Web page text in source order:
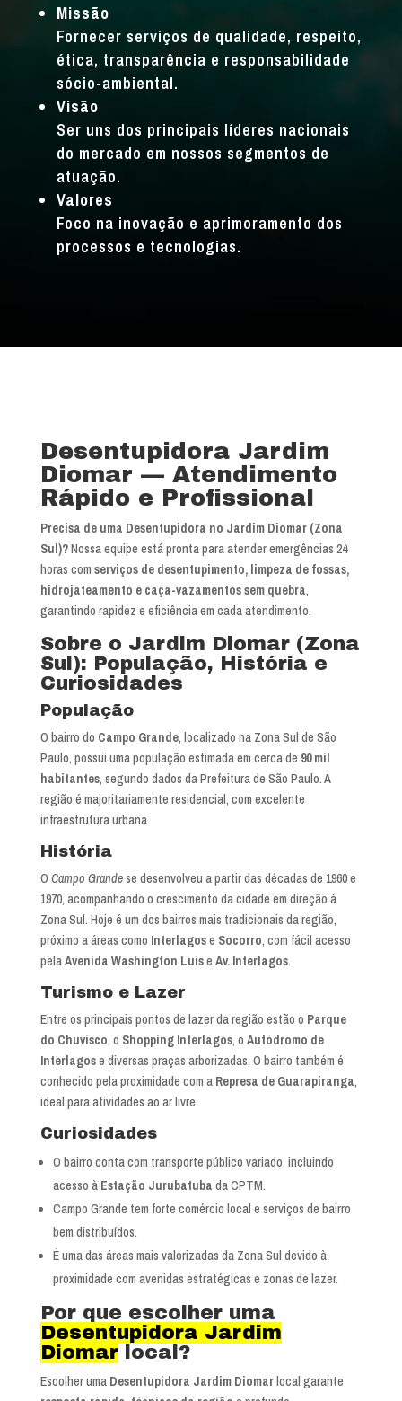
Missão
Fornecer serviços de qualidade, respeito,
ética, transparência e responsabilidade
sócio-ambiental.
Visão
Ser uns dos principais líderes nacionais
do mercado em nossos segmentos de
atuação.
Valores
Foco na inovação e aprimoramento dos
processos e tecnologias.
Desentupidora Jardim
Diomar — Atendimento
Rápido e Profissional
Precisa de uma Desentupidora no Jardim Diomar (Zona
Sul)?Nossa equipe está pronta para atender emergências 24
horas com serviços de desentupimento, limpeza de fossas,
hidrojateamento e caça-vazamentos sem quebra,
garantindo rapidez e eficiência em cada atendimento.
Sobre o Jardim Diomar (Zona
Sul): População, História e
Curiosidades
População
O bairro do Campo Grande, localizado na Zona Sul de São
Paulo, possui uma população estimada em cerca de 90 mil
habitantes, segundo dados da Prefeitura de São Paulo. A
região é majoritariamente residencial, com excelente
infraestrutura urbana.
História
O Campo Grandese desenvolveu a partir das décadas de 1960 e
1970, acompanhando o crescimento da cidade em direção à
Zona Sul. Hoje é um dos bairros mais tradicionais da região,
próximo a áreas como Interlagose Socorro, com fácil acesso
pelaAvenida Washington Luíse Av. Interlagos.
Turismo e Lazer
Entre os principais pontos de lazer da região estão o Parque
do Chuvisco, o Shopping Interlagos, o Autódromo de
Interlagose diversas praças arborizadas. O bairro também é
conhecido pela proximidade com a Represa de Guarapiranga,
ideal para atividades ao ar livre.
Curiosidades
O bairro conta com transporte público variado, incluindo
acesso à Estação Jurubatuba da CPTM.
Campo Grande tem forte comércio local e serviços de bairro
bem distribuídos.
É uma das áreas mais valorizadas da Zona Sul devido à
proximidade com avenidas estratégicas e zonas de lazer.
Por que escolher uma
Desentupidora Jardim
Diomarlocal?
Escolher uma Desentupidora Jardim Diomarlocal garante